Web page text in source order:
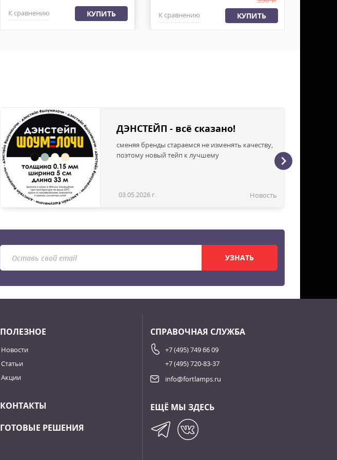
К сравнению КУПИТЬ К сравнению КУПИТЬ
ДЭНСТЕЙП - всё сказано!
сменяя бренды стараемся не изменять качеству,
поэтому новый тейп к лучшему
03.05.2026 г. Новость
УЗНАТЬ
ПОЛЕЗНОЕ
Новости
Статьи
Акции
КОНТАКТЫ
ГОТОВЫЕ РЕШЕНИЯ
СПРАВОЧНАЯ СЛУЖБА
+7 (495) 749 66 09
+7 (495) 720-83-37
info@fortlamps.ru
ЕЩЁ МЫ ЗДЕСЬ